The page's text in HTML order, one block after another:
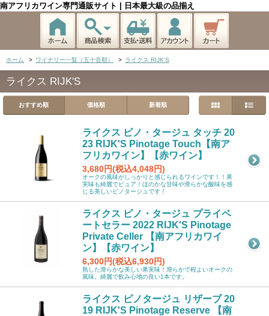
南アフリカワイン専門通販サイト | 日本最大級の品揃え
ホーム > ワイナリー一覧（五十音順） > ライクス RIJK'S
ライクス RIJK'S
おすすめ順 価格順 新着順
ライクス ピノ・タージュ タッチ 20
23 RIJK'S Pinotage Touch【南ア
フリカワイン】【赤ワイン】
3,680円(税込4,048円)
オークの風味がしっかりと感じられるワインです！！果
実味も綺麗でピュア！ほのかな甘味や滑らかな酸味を感
じる美しいピノタージュです！
ライクス ピノ・タージュ プライベ
ートセラー 2022 RIJK'S Pinotage
Private Celler 【南アフリカワイ
ン】【赤ワイン】
6,300円(税込6,930円)
熟した滑らかな美しい果実味！滑らかで程よいオークの
風味。綺麗で飲み心地の良い1本です。
ライクス ピノタージュ リザーブ 20
19 RIJK'S Pinotage Reserve 【南